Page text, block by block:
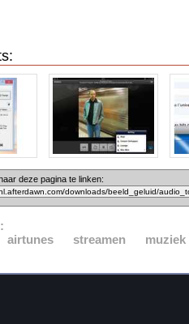
deze pagina te linken:
airtunes streamen muziek